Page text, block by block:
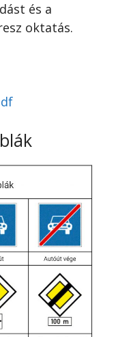
és a
oktatás.